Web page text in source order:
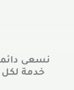
نسعى
خدمة لكل